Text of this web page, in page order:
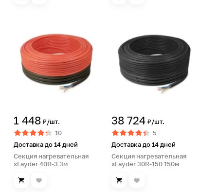
1 448 ₽/шт.
10
Доставка до 14 дней
Секция нагревательная
xLayder 40R-3 3м
38 724 ₽/шт.
5
Доставка до 14 дней
Секция нагревательная
xLayder 30R-150 150м